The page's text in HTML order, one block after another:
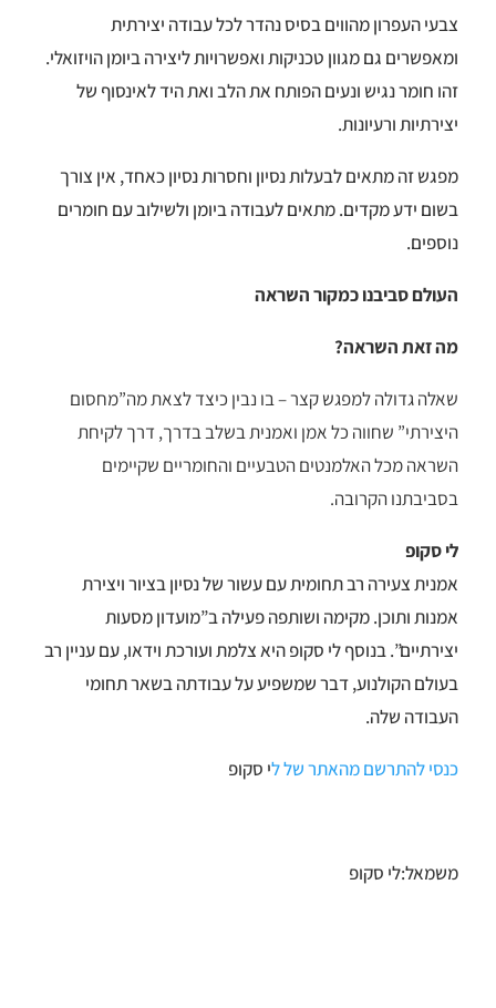
צבעי העפרון מהווים בסיס נהדר לכל עבודה יצירתית
ומאפשרים גם מגוון טכניקות ואפשרויות ליצירה ביומן הויזואלי.
זהו חומר נגיש ונעים הפותח את הלב ואת היד לאינסוף של
יצירתיות ורעיונות.
מפגש זה מתאים לבעלות נסיון וחסרות נסיון כאחד, אין צורך
בשום ידע מקדים. מתאים לעבודה ביומן ולשילוב עם חומרים
נוספים.
העולם סביבנו כמקור השראה
מה זאת השראה?
שאלה גדולה למפגש קצר – בו נבין כיצד לצאת מה”מחסום
היצירתי” שחווה כל אמן ואמנית בשלב בדרך, דרך לקיחת
השראה מכל האלמנטים הטבעיים והחומריים שקיימים
בסביבתנו הקרובה.
לי סקופ
אמנית צעירה רב תחומית עם עשור של נסיון בציור ויצירת
אמנות ותוכן. מקימה ושותפה פעילה ב”מועדון מסעות
יצירתיים”. בנוסף לי סקופ היא צלמת ועורכת וידאו, עם עניין רב
בעולם הקולנוע, דבר שמשפיע על עבודתה בשאר תחומי
העבודה שלה.
כנסי להתרשם מהאתר של לי סקופ
משמאל:לי סקופ